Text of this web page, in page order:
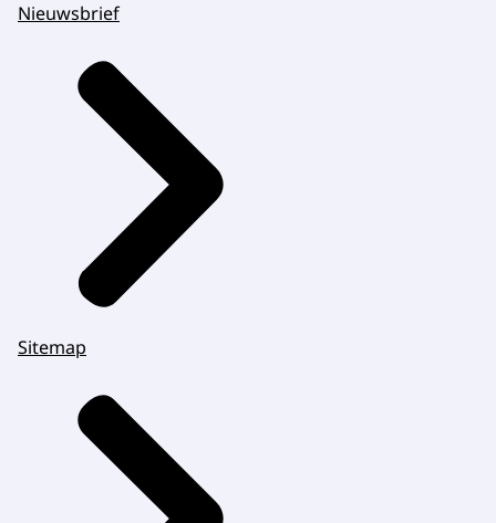
Nieuwsbrief
Sitemap